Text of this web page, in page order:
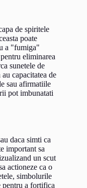
de spiritele
poate
a "fumiga"
eliminarea
sunetele de
capacitatea de
sau afirmatiile
pot imbunatati
daca simti ca
important sa
un scut
actioneze ca o
simbolurile
pentru a fortifica